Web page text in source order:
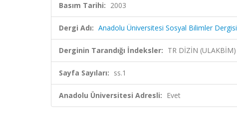
Basım Tarihi: 2003
Dergi Adı: Anadolu Üniversitesi Sosyal Bilimler Dergisi
Derginin Tarandığı İndeksler: TR DİZİN (ULAKBİM)
Sayfa Sayıları: ss.1
Anadolu Üniversitesi Adresli: Evet